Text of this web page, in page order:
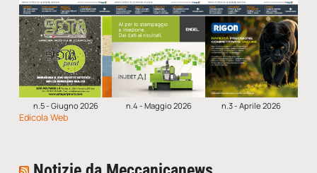
n.5 - Giugno 2026 n.4 - Maggio 2026 n.3 - Aprile 2026
Edicola Web